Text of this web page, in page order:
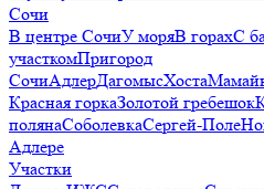
Сочи
В центре СочиУ моряВ горахС
участкомПригород
СочиАдлерДагомысХоста
Красная горкаЗолотой гребешок
полянаСоболевкаСергей-Поле
Адлере
Участки